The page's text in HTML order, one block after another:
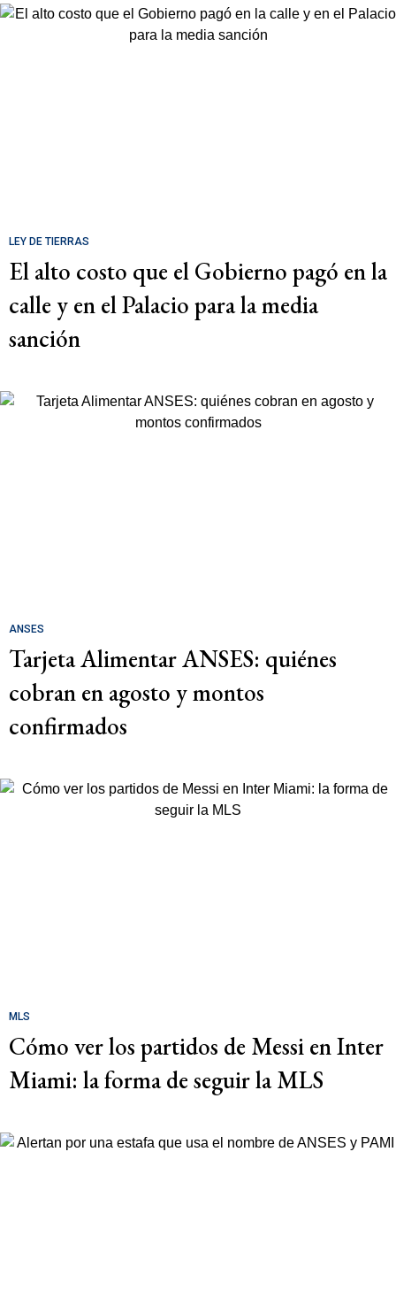
LEY DE TIERRAS
El alto costo que el Gobierno pagó en la
calle y en el Palacio para la media
sanción
ANSES
Tarjeta Alimentar ANSES: quiénes
cobran en agosto y montos
confirmados
MLS
Cómo ver los partidos de Messi en Inter
Miami: la forma de seguir la MLS